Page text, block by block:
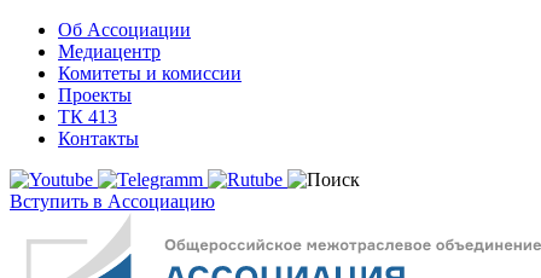
Об Ассоциации
Медиацентр
Комитеты и комиссии
Проекты
ТК 413
Контакты
Вступить в Ассоциацию